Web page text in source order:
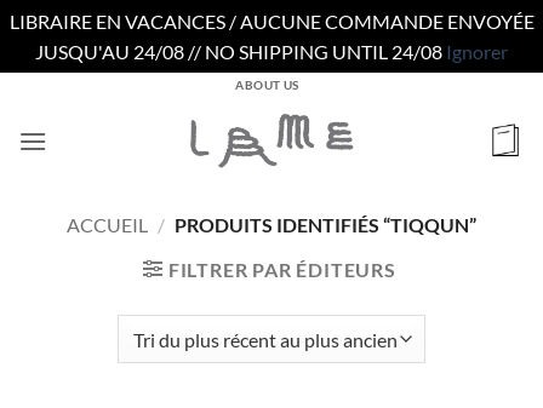
LIBRAIRE EN VACANCES / AUCUNE COMMANDE ENVOYÉE
JUSQU'AU 24/08 // NO SHIPPING UNTIL 24/08 Ignorer
contenu
ABOUT US
ACCUEIL / PRODUITS IDENTIFIÉS “TIQQUN”
FILTRER PAR ÉDITEURS